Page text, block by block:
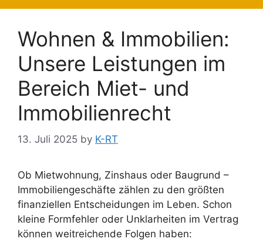
Wohnen & Immobilien:
Unsere Leistungen im
Bereich Miet- und
Immobilienrecht
13. Juli 2025 by K-RT
Ob Mietwohnung, Zinshaus oder Baugrund –
Immobiliengeschäfte zählen zu den größten
finanziellen Entscheidungen im Leben. Schon
kleine Formfehler oder ­Unklarheiten im Vertrag
können weitreichende Folgen haben: